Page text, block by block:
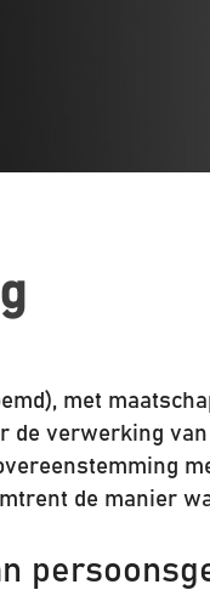
met
de verwerking
de manier